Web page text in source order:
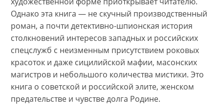
Однако эта книга — не скучный производственный
роман, а почти детективно-шпионская история
столкновений интересов западных и российских
спецслужб с неизменным присутствием роковых
красоток и даже сицилийской мафии, масонских
магистров и небольшого количества мистики. Это
книга о советской и российской элите, женском
предательстве и чувстве долга Родине.